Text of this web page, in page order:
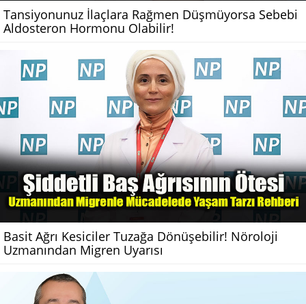
Tansiyonunuz İlaçlara Rağmen Düşmüyorsa Sebebi
Aldosteron Hormonu Olabilir!
Basit Ağrı Kesiciler Tuzağa Dönüşebilir! Nöroloji
Uzmanından Migren Uyarısı